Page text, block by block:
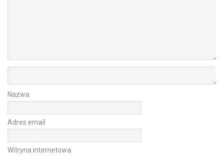
Nazwa
Adres email
Witryna internetowa